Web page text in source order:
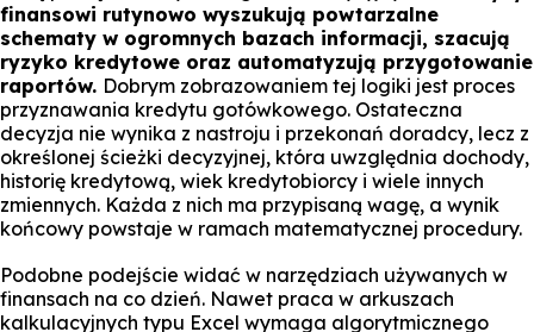
finansowi rutynowo wyszukują powtarzalne
schematy w ogromnych bazach informacji, szacują
ryzyko kredytowe oraz automatyzują przygotowanie
raportów. Dobrym zobrazowaniem tej logiki jest proces
przyznawania kredytu gotówkowego. Ostateczna
decyzja nie wynika z nastroju i przekonań doradcy, lecz z
określonej ścieżki decyzyjnej, która uwzględnia dochody,
historię kredytową, wiek kredytobiorcy i wiele innych
zmiennych. Każda z nich ma przypisaną wagę, a wynik
końcowy powstaje w ramach matematycznej procedury.
Podobne podejście widać w narzędziach używanych w
finansach na co dzień. Nawet praca w arkuszach
kalkulacyjnych typu Excel wymaga algorytmicznego